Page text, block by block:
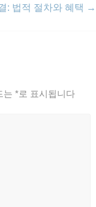
: 법적 절차와 혜택 →
는 *로 표시됩니다